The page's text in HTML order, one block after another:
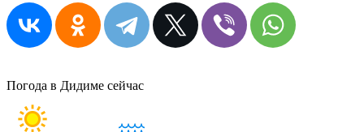
Погода в Дидиме сейчас